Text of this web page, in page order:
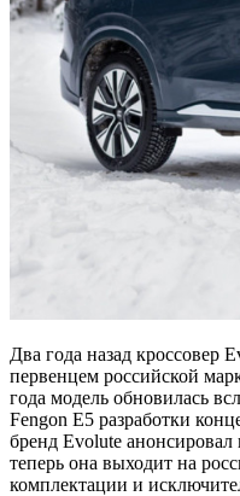
Два года назад кроссовер
первенцем российской
года модель обновилась
Fengon E5 разработки
бренд Evolute
теперь она выходит на
комплектации и